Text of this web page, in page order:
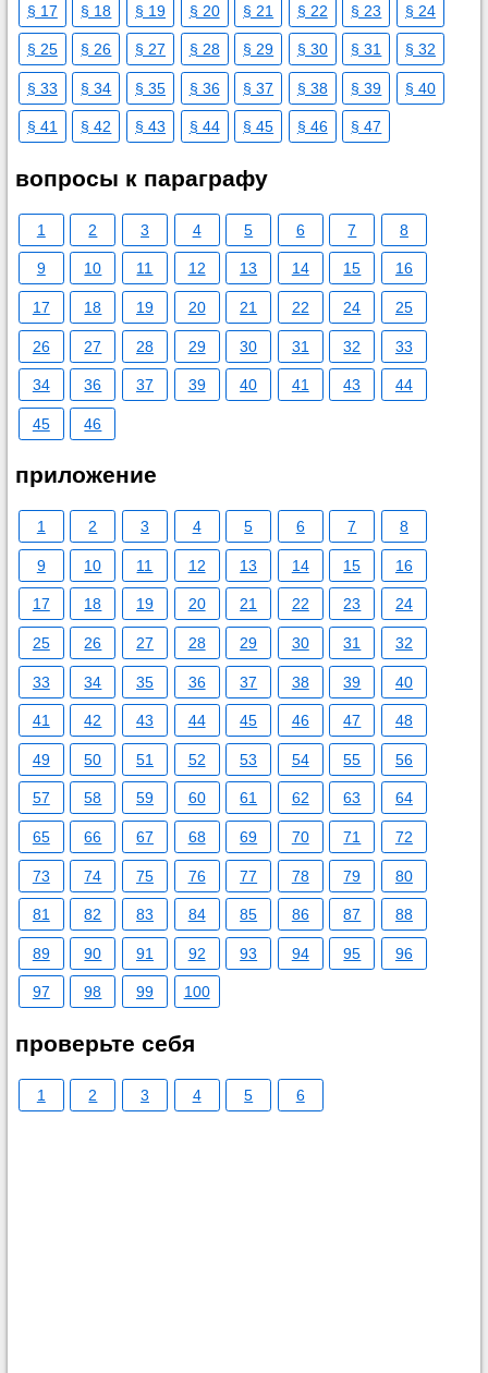
§ 17 § 18 § 19 § 20 § 21 § 22 § 23 § 24
§ 25 § 26 § 27 § 28 § 29 § 30 § 31 § 32
§ 33 § 34 § 35 § 36 § 37 § 38 § 39 § 40
§ 41 § 42 § 43 § 44 § 45 § 46 § 47
вопросы к параграфу
1 2 3 4 5 6 7 8
9 10 11 12 13 14 15 16
17 18 19 20 21 22 24 25
26 27 28 29 30 31 32 33
34 36 37 39 40 41 43 44
45 46
приложение
1 2 3 4 5 6 7 8
9 10 11 12 13 14 15 16
17 18 19 20 21 22 23 24
25 26 27 28 29 30 31 32
33 34 35 36 37 38 39 40
41 42 43 44 45 46 47 48
49 50 51 52 53 54 55 56
57 58 59 60 61 62 63 64
65 66 67 68 69 70 71 72
73 74 75 76 77 78 79 80
81 82 83 84 85 86 87 88
89 90 91 92 93 94 95 96
97 98 99 100
проверьте себя
1 2 3 4 5 6